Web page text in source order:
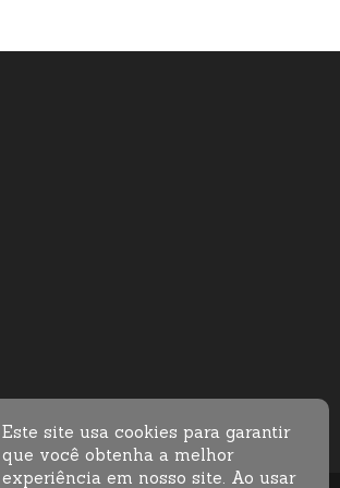
Este site usa cookies para garantir
que você obtenha a melhor
experiência em nosso site. Ao usar